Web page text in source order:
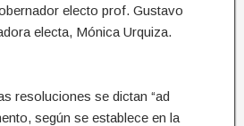
electo prof. Gustavo
electa, Mónica Urquiza.
resoluciones se dictan “ad
según se establece en la